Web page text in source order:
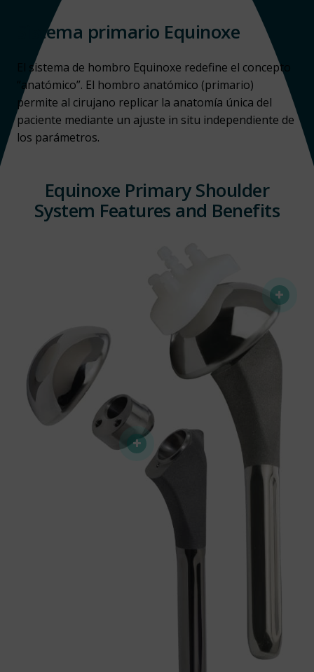
Sistema primario Equinoxe
El sistema de hombro Equinoxe redefine el concepto
“anatómico”. El hombro anatómico (primario)
permite al cirujano replicar la anatomía única del
paciente mediante un ajuste in situ independiente de
los parámetros.
Equinoxe Primary Shoulder
System Features and Benefits